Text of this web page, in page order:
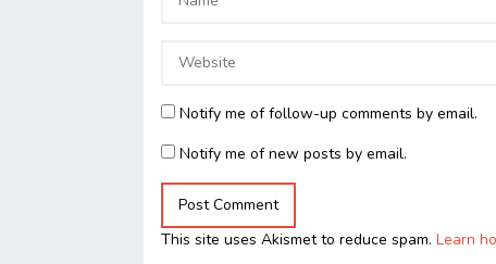
Notify me of follow-up comments by email.
Notify me of new posts by email.
This site uses Akismet to reduce spam. Learn